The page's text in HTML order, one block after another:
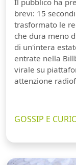
Il pubblico ha
brevi: 15
trasformato le
che dura meno
di un'intera
entrate nella
virale su
attenzione
GOSSIP E